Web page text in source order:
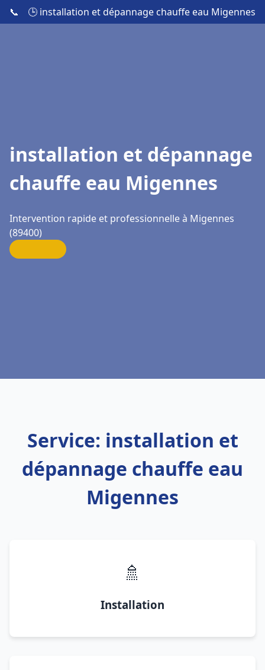
📞 🕒 installation et dépannage chauffe eau Migennes
installation et dépannage
chauffe eau Migennes
Intervention rapide et professionnelle à Migennes
(89400)
Service: installation et
dépannage chauffe eau
Migennes
🚿
Installation